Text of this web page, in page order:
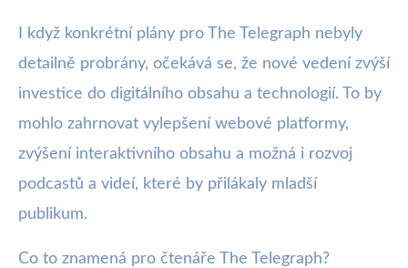
I když konkrétní plány pro The Telegraph nebyly
detailně probrány, očekává se, že nové vedení zvýší
investice do digitálního obsahu a technologií. To by
mohlo zahrnovat vylepšení webové platformy,
zvýšení interaktivního obsahu a možná i rozvoj
podcastů a videí, které by přilákaly mladší
publikum.
Co to znamená pro čtenáře The Telegraph?